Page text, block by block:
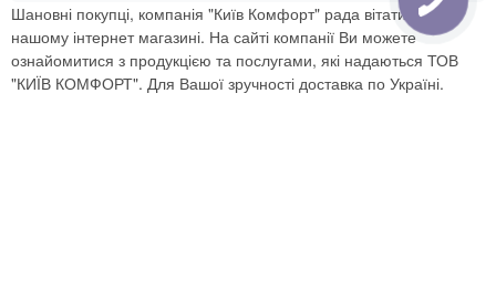
Шановні покупці, компанія "Київ Комфорт" рада вітати Вас в
нашому інтернет магазині. На сайті компанії Ви можете
ознайомитися з продукцією та послугами, які надаються ТОВ
"КИЇВ КОМФОРТ". Для Вашої зручності доставка по Україні.